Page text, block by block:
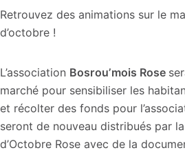
Retrouvez des animations sur le
d’octobre !
L’association Bosrou’mois Rose
marché pour sensibiliser les
et récolter des fonds pour
seront de nouveau distribués par la
d’Octobre Rose avec de la